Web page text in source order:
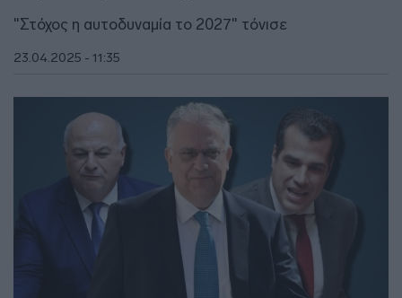
"Στόχος η αυτοδυναμία το 2027" τόνισε
23.04.2025 - 11:35